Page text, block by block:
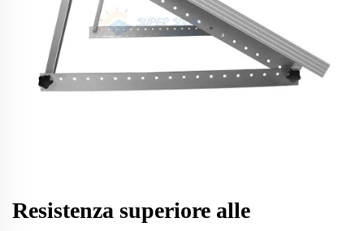
Resistenza superiore alle